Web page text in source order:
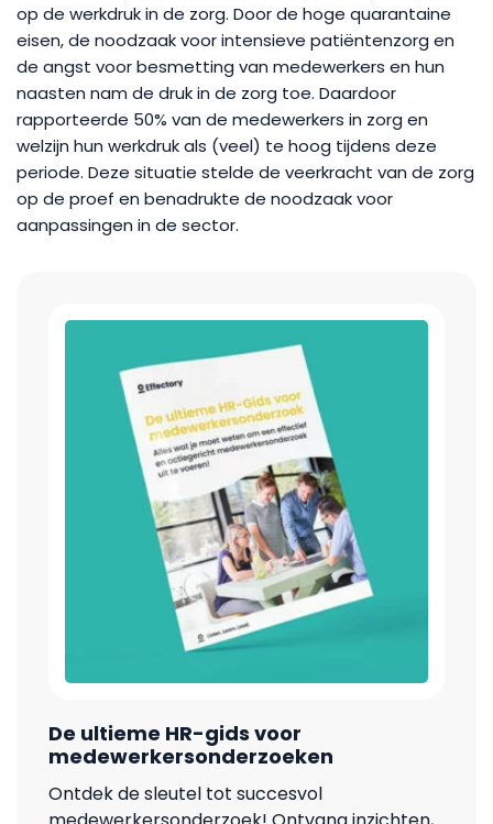
op de werkdruk in de zorg. Door de hoge quarantaine
eisen, de noodzaak voor intensieve patiëntenzorg en
de angst voor besmetting van medewerkers en hun
naasten nam de druk in de zorg toe. Daardoor
rapporteerde 50% van de medewerkers in zorg en
welzijn hun werkdruk als (veel) te hoog tijdens deze
periode. Deze situatie stelde de veerkracht van de zorg
op de proef en benadrukte de noodzaak voor
aanpassingen in de sector.
De ultieme HR-gids voor
medewerkersonderzoeken
Ontdek de sleutel tot succesvol